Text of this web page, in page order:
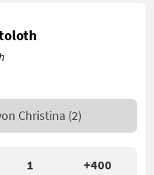
1 +400
Christina (2)